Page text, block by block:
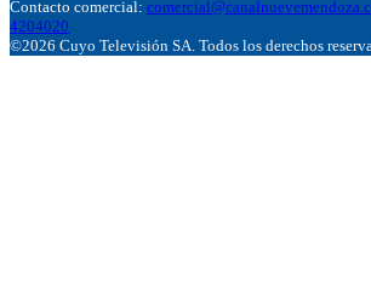
Contacto comercial:
4204020
©2026 Cuyo Televisión SA. Todos los derechos